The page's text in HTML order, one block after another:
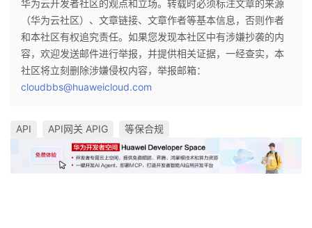
华为云开发者社区的观点和立场。转载时必须标注文章的来源
（华为云社区）、文章链接、文章作者等基本信息，否则作者
和本社区有权追究责任。如果您发现本社区中有涉嫌抄袭的内
容，欢迎发送邮件进行举报，并提供相关证据，一经查实，本
社区将立刻删除涉嫌侵权内容，举报邮箱：
cloudbbs@huaweicloud.com
API API网关 APIG 等保合规